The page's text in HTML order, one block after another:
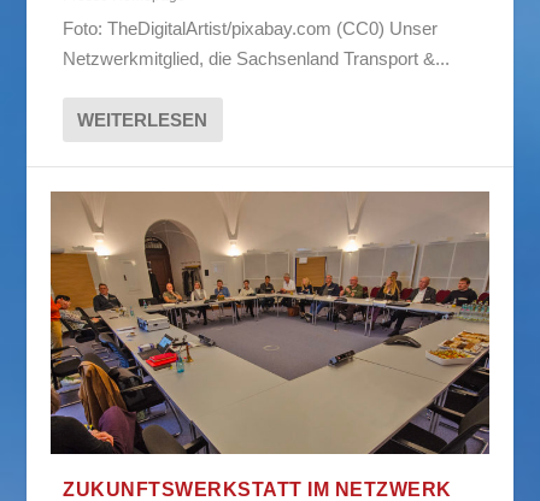
Foto: TheDigitalArtist/pixabay.com (CC0) Unser
Netzwerkmitglied, die Sachsenland Transport &...
WEITERLESEN
ZUKUNFTSWERKSTATT IM NETZWERK